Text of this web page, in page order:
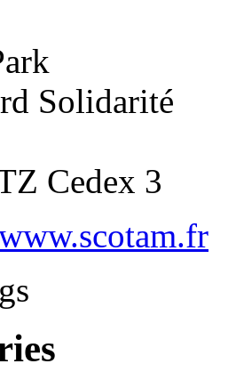
Solidarité
Cedex 3